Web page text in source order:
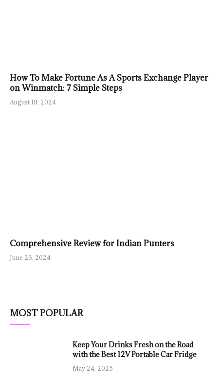
How To Make Fortune As A Sports Exchange Player
on Winmatch: 7 Simple Steps
August 19, 2024
Comprehensive Review for Indian Punters
June 26, 2024
MOST POPULAR
Keep Your Drinks Fresh on the Road
with the Best 12V Portable Car Fridge
May 24, 2025